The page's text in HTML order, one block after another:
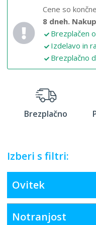
Cene so
8 dneh.
Brezplačen
Izdelavo in
Brezplačno
Brezplačno
Izberi s filtri:
Ovitek
Notranjost